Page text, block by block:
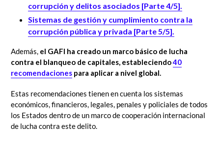
corrupción y delitos asociados [Parte 4/5].
Sistemas de gestión y cumplimiento contra la
corrupción pública y privada [Parte 5/5].
Además, el GAFI ha creado un marco básico de lucha
contra el blanqueo de capitales, estableciendo40
recomendaciones para aplicar a nivel global.
Estas recomendaciones tienen en cuenta los sistemas
económicos, financieros, legales, penales y policiales de todos
los Estados dentro de un marco de cooperación internacional
de lucha contra este delito.